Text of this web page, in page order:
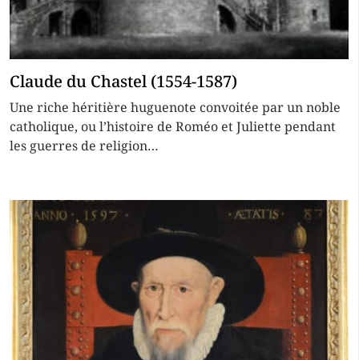
Claude du Chastel (1554-1587)
Une riche héritière huguenote convoitée par un noble
catholique, ou l’histoire de Roméo et Juliette pendant
les guerres de religion…